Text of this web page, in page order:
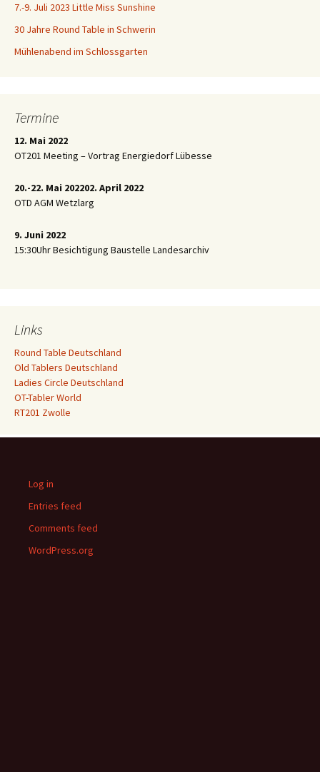
7.-9. Juli 2023 Little Miss Sunshine
30 Jahre Round Table in Schwerin
Mühlenabend im Schlossgarten
Termine
12. Mai 2022
OT201 Meeting – Vortrag Energiedorf Lübesse
20.-22. Mai 202202. April 2022
OTD AGM Wetzlarg
9. Juni 2022
15:30Uhr Besichtigung Baustelle Landesarchiv
Links
Round Table Deutschland
Old Tablers Deutschland
Ladies Circle Deutschland
OT-Tabler World
RT201 Zwolle
Log in
Entries feed
Comments feed
WordPress.org